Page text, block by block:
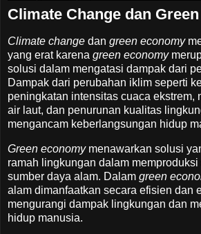
Climate Change dan
Climate change dan green economy
yang erat karena green economy
solusi dalam mengatasi dampak dari
Dampak dari perubahan iklim seperti
peningkatan intensitas cuaca ekstrem,
air laut, dan penurunan kualitas
mengancam keberlangsungan hidup
Green economy menawarkan solusi
ramah lingkungan dalam
sumber daya alam. Dalam green
alam dimanfaatkan secara efisien dan
mengurangi dampak lingkungan dan
hidup manusia.